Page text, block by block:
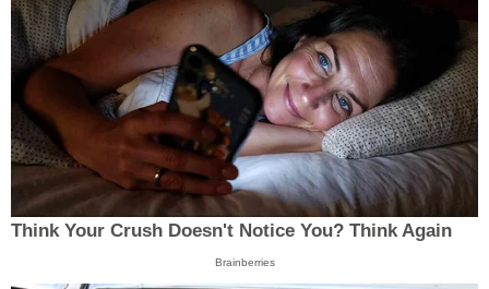
Think Your Crush Doesn't Notice You? Think Again
Brainberries